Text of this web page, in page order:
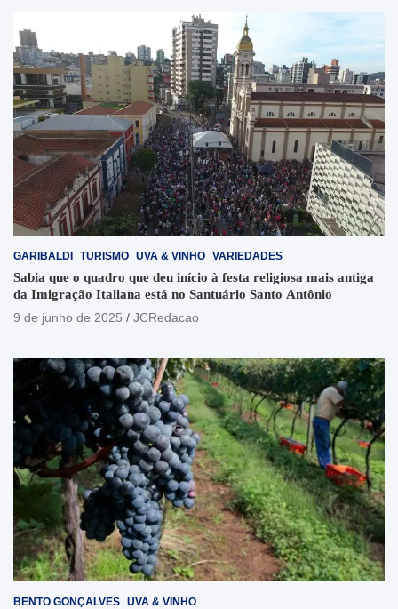
GARIBALDI TURISMO UVA & VINHO VARIEDADES
Sabia que o quadro que deu início à festa religiosa mais antiga
da Imigração Italiana está no Santuário Santo Antônio
9 de junho de 2025
JCRedacao
BENTO GONÇALVES UVA & VINHO